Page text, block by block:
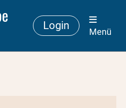
Login
Menü